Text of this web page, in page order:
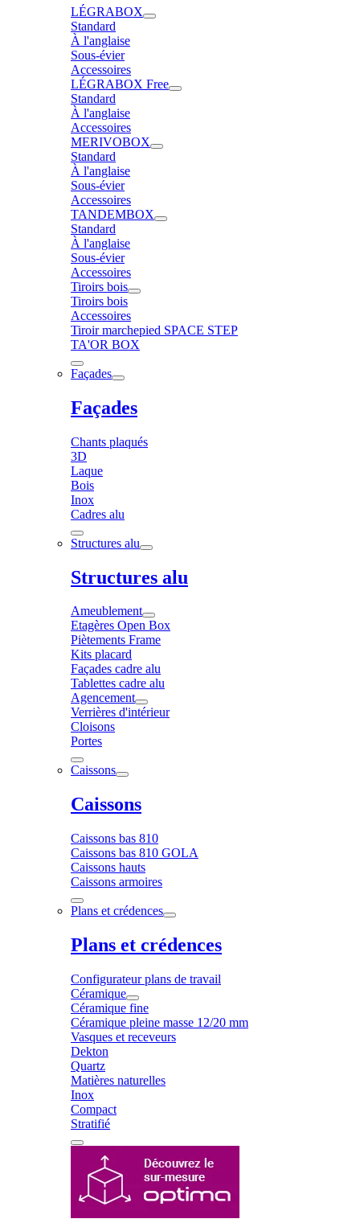
LÉGRABOX
Standard
À l'anglaise
Sous-évier
Accessoires
LÉGRABOX Free
Standard
À l'anglaise
Accessoires
MERIVOBOX
Standard
À l'anglaise
Sous-évier
Accessoires
TANDEMBOX
Standard
À l'anglaise
Sous-évier
Accessoires
Tiroirs bois
Tiroirs bois
Accessoires
Tiroir marchepied SPACE STEP
TA'OR BOX
Façades
Façades
Chants plaqués
3D
Laque
Bois
Inox
Cadres alu
Structures alu
Structures alu
Ameublement
Etagères Open Box
Piètements Frame
Kits placard
Façades cadre alu
Tablettes cadre alu
Agencement
Verrières d'intérieur
Cloisons
Portes
Caissons
Caissons
Caissons bas 810
Caissons bas 810 GOLA
Caissons hauts
Caissons armoires
Plans et crédences
Plans et crédences
Configurateur plans de travail
Céramique
Céramique fine
Céramique pleine masse 12/20 mm
Vasques et receveurs
Dekton
Quartz
Matières naturelles
Inox
Compact
Stratifié